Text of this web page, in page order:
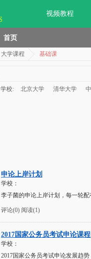
视频教程
首页
大学课程 基础课
学校: 北京大学 清华大学
申论上岸计划
学校：
李子菌的申论上岸计划，每一轮
评论(0) 阅读(1)
2017国家公务员考试申论课程
学校：
2017国家公务员考试申论发展趋